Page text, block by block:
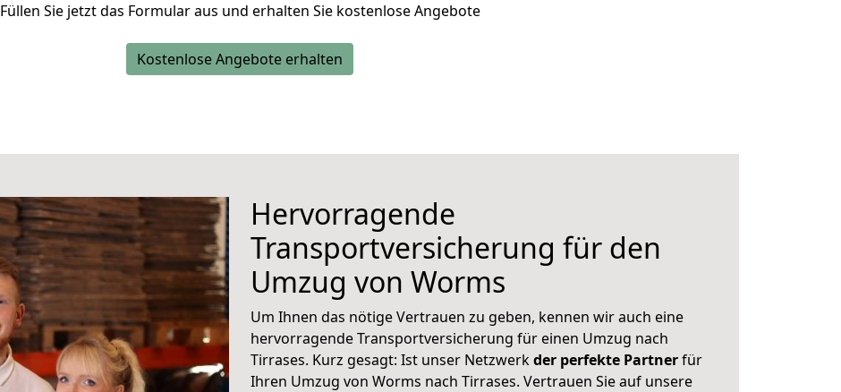
Füllen Sie jetzt das Formular aus und erhalten Sie kostenlose Angebote
Kostenlose Angebote erhalten
Hervorragende
Transportversicherung für den
Umzug von Worms
Um Ihnen das nötige Vertrauen zu geben, kennen wir auch eine
hervorragende Transportversicherung für einen Umzug nach
Tirrases. Kurz gesagt: Ist unser Netzwerkder perfekte Partnerfür
Ihren Umzug von Worms nach Tirrases. Vertrauen Sie auf unsere